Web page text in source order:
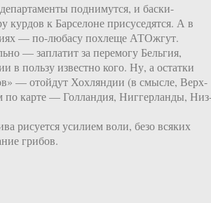
поднимутся, и баски-
курдов к Барселоне присуседятся. А в
— по-любасу похлеще АТОжгут.
— заплатит за перемогу Бельгия,
в пользу известно кого. Ну, а остатки
— отойдут Хохляндии (в смысле, Верх-
по карте — Голландия, Ниггерланды,
рисуется усилием воли, безо всяких
грибов.